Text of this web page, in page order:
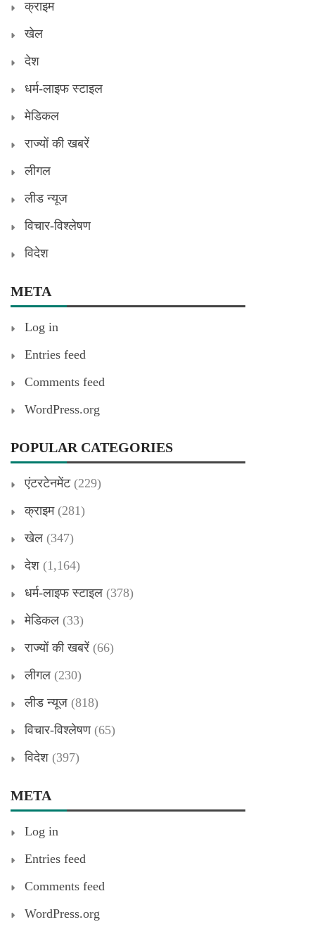
क्राइम
खेल
देश
धर्म-लाइफ स्टाइल
मेडिकल
राज्यों की खबरें
लीगल
लीड न्यूज
विचार-विश्लेषण
विदेश
META
Log in
Entries feed
Comments feed
WordPress.org
POPULAR CATEGORIES
एंटरटेनमेंट(229)
क्राइम(281)
खेल (347)
देश (1,164)
धर्म-लाइफ स्टाइल (378)
मेडिकल (33)
राज्यों की खबरें (66)
लीगल (230)
लीड न्यूज (818)
विचार-विश्लेषण(65)
विदेश (397)
META
Log in
Entries feed
Comments feed
WordPress.org